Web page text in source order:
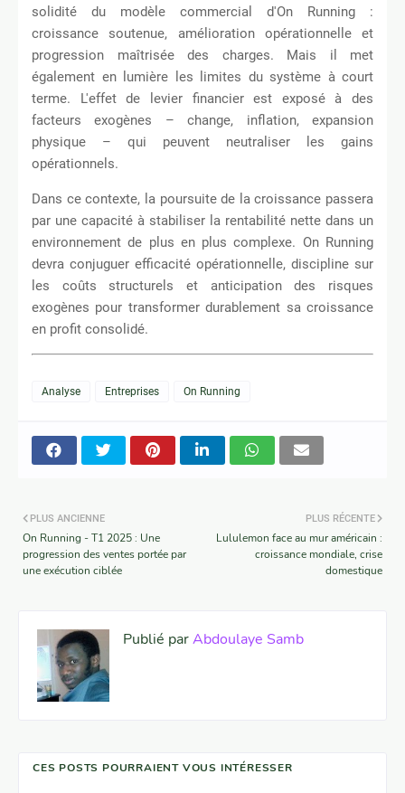
solidité du modèle commercial d'On Running :
croissance soutenue, amélioration opérationnelle et
progression maîtrisée des charges. Mais il met
également en lumière les limites du système à court
terme. L'effet de levier financier est exposé à des
facteurs exogènes – change, inflation, expansion
physique – qui peuvent neutraliser les gains
opérationnels.
Dans ce contexte, la poursuite de la croissance passera
par une capacité à stabiliser la rentabilité nette dans un
environnement de plus en plus complexe. On Running
devra conjuguer efficacité opérationnelle, discipline sur
les coûts structurels et anticipation des risques
exogènes pour transformer durablement sa croissance
en profit consolidé.
Analyse Entreprises On Running
PLUS RÉCENTE
Lululemon face au mur américain :
croissance mondiale, crise
domestique
PLUS ANCIENNE
On Running - T1 2025 : Une
progression des ventes portée par
une exécution ciblée
Publié parAbdoulaye Samb
CES POSTS POURRAIENT VOUS INTÉRESSER